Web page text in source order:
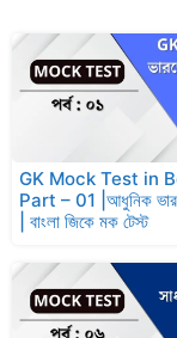
GK Mock Test in
Part – 01 |আধুনিক
| বাংলা জিকে মক টেস্ট